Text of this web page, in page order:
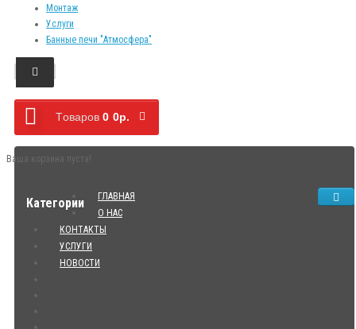
Монтаж
Услуги
Банные печи "Атмосфера"
Tоваров 0 0р.
Ваша корзина пуста!
Категории
ГЛАВНАЯ
О НАС
КОНТАКТЫ
УСЛУГИ
НОВОСТИ